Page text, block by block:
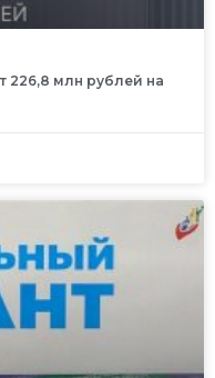
226,8 млн рублей на